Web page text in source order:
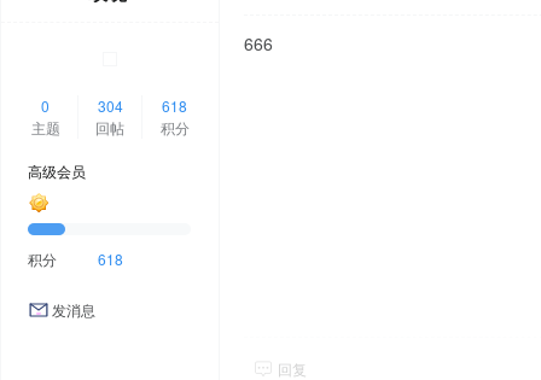
0
主题
304
回帖
618
积分
高级会员
积分 618
发消息
666
回复